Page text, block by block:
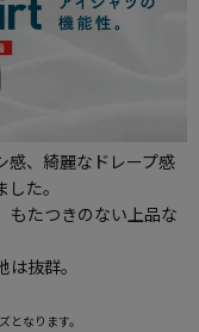
感、綺麗なドレープ感
た。
もたつきのない上品な
抜群。
なります。